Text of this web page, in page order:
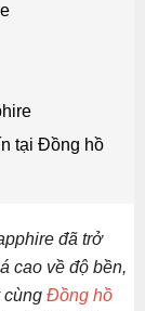
tại Đồng hồ
đã trở
cao về độ bền,
cùng Đồng hồ